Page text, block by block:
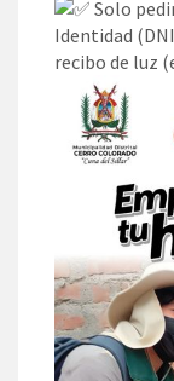
Solo
Identidad
recibo de luz